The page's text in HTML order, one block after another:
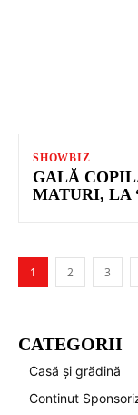
SHOWBIZ
GALĂ
MATURI, LA
1 2 3
CATEGORII
Casă și grădină
Continut